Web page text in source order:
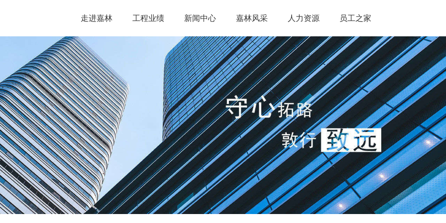
走进嘉林 工程业绩 新闻中心 嘉林风采 人力资源 员工之家